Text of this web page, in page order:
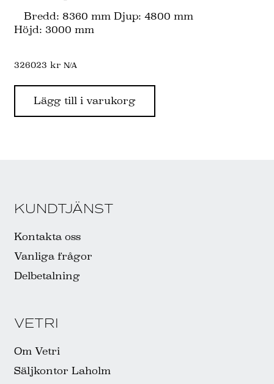
Bredd: 8360 mm Djup: 4800 mm
Höjd: 3000 mm
326023kr N/A
Lägg till i varukorg
KUNDTJÄNST
Kontakta oss
Vanliga frågor
Delbetalning
VETRI
Om Vetri
Säljkontor Laholm